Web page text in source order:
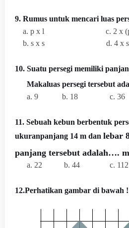
9. Rumus untuk mencari luas
a. p x l c. 2 x (p
b. s x s d. 4 x s
10. Suatu persegi memiliki
Makaluas persegi tersebut
a. 9 b. 18 c. 36
11. Sebuah kebun berbentuk
ukuranpanjang 14 m dan lebar
panjang tersebut adalah…. m
a. 22 b. 44 c. 112
12.Perhatikan gambar di bawah !